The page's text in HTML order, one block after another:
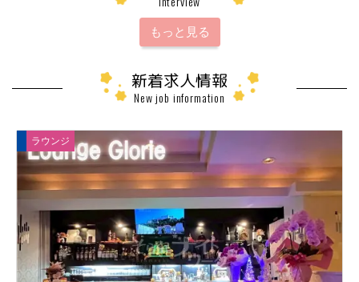
もっと見る
新着求人情報
New job information
ラウンジ